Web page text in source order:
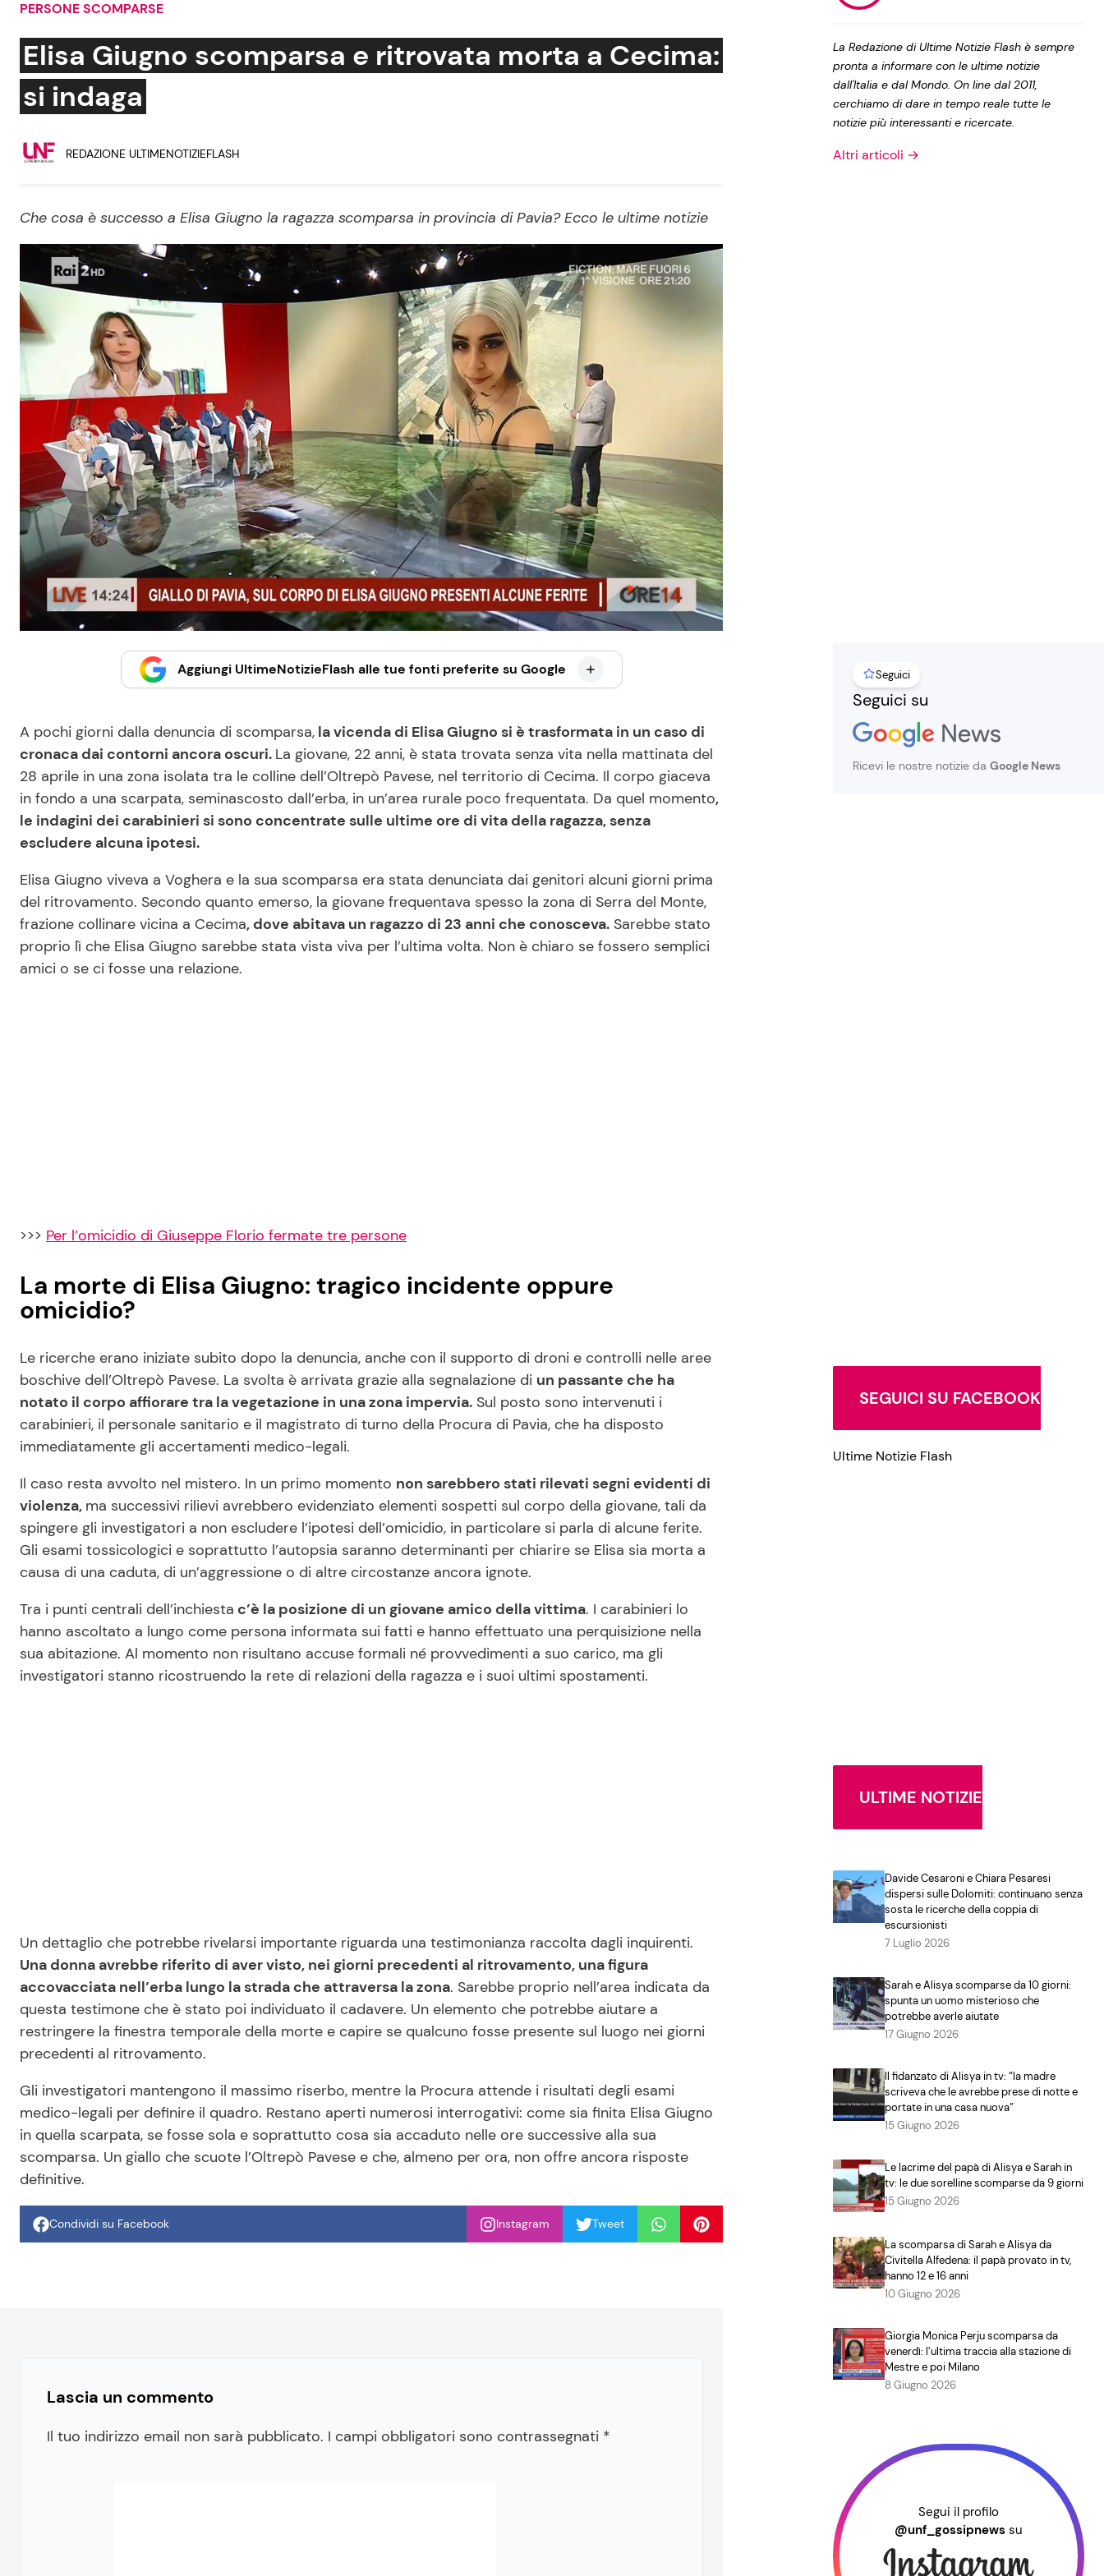
Social News
News dal mondo
Mondo Mamma
News benessere
Salute
Viaggi e Turismo
Festività
Le Ricette in TV
Primi Piatti
Ricette Facili e Veloci
Ricette Feste
Ricette per Bambini
Privacy Policy
PERSONE SCOMPARSE
Elisa Giugno scomparsa e ritrovata morta a Cecima:
si indaga
REDAZIONE ULTIMENOTIZIEFLASH
Che cosa è successo a Elisa Giugno la ragazza scomparsa in provincia di Pavia? Ecco le ultime notizie
Aggiungi UltimeNotizieFlash alle tue fonti preferite su Google
A pochi giorni dalla denuncia di scomparsa, la vicenda di Elisa Giugno si è trasformata in un caso di
cronaca dai contorni ancora oscuri. La giovane, 22 anni, è stata trovata senza vita nella mattinata del
28 aprile in una zona isolata tra le colline dell’Oltrepò Pavese, nel territorio di Cecima. Il corpo giaceva
in fondo a una scarpata, seminascosto dall’erba, in un’area rurale poco frequentata. Da quel momento,
le indagini dei carabinieri si sono concentrate sulle ultime ore di vita della ragazza, senza
escludere alcuna ipotesi.
Elisa Giugno viveva a Voghera e la sua scomparsa era stata denunciata dai genitori alcuni giorni prima
del ritrovamento. Secondo quanto emerso, la giovane frequentava spesso la zona di Serra del Monte,
frazione collinare vicina a Cecima, dove abitava un ragazzo di 23 anni che conosceva. Sarebbe stato
proprio lì che Elisa Giugno sarebbe stata vista viva per l’ultima volta. Non è chiaro se fossero semplici
amici o se ci fosse una relazione.
>>> Per l’omicidio di Giuseppe Florio fermate tre persone
La morte di Elisa Giugno: tragico incidente oppure
omicidio?
Le ricerche erano iniziate subito dopo la denuncia, anche con il supporto di droni e controlli nelle aree
boschive dell’Oltrepò Pavese. La svolta è arrivata grazie alla segnalazione di un passante che ha
notato il corpo affiorare tra la vegetazione in una zona impervia. Sul posto sono intervenuti i
carabinieri, il personale sanitario e il magistrato di turno della Procura di Pavia, che ha disposto
immediatamente gli accertamenti medico-legali.
Il caso resta avvolto nel mistero. In un primo momento non sarebbero stati rilevati segni evidenti di
violenza, ma successivi rilievi avrebbero evidenziato elementi sospetti sul corpo della giovane, tali da
spingere gli investigatori a non escludere l’ipotesi dell’omicidio, in particolare si parla di alcune ferite.
Gli esami tossicologici e soprattutto l’autopsia saranno determinanti per chiarire se Elisa sia morta a
causa di una caduta, di un’aggressione o di altre circostanze ancora ignote.
Tra i punti centrali dell’inchiesta c’è la posizione di un giovane amico della vittima. I carabinieri lo
hanno ascoltato a lungo come persona informata sui fatti e hanno effettuato una perquisizione nella
sua abitazione. Al momento non risultano accuse formali né provvedimenti a suo carico, ma gli
investigatori stanno ricostruendo la rete di relazioni della ragazza e i suoi ultimi spostamenti.
Un dettaglio che potrebbe rivelarsi importante riguarda una testimonianza raccolta dagli inquirenti.
Una donna avrebbe riferito di aver visto, nei giorni precedenti al ritrovamento, una figura
accovacciata nell’erba lungo la strada che attraversa la zona. Sarebbe proprio nell’area indicata da
questa testimone che è stato poi individuato il cadavere. Un elemento che potrebbe aiutare a
restringere la finestra temporale della morte e capire se qualcuno fosse presente sul luogo nei giorni
precedenti al ritrovamento.
Gli investigatori mantengono il massimo riserbo, mentre la Procura attende i risultati degli esami
medico-legali per definire il quadro. Restano aperti numerosi interrogativi: come sia finita Elisa Giugno
in quella scarpata, se fosse sola e soprattutto cosa sia accaduto nelle ore successive alla sua
scomparsa. Un giallo che scuote l’Oltrepò Pavese e che, almeno per ora, non offre ancora risposte
definitive.
Condividi su Facebook Instagram Tweet
Lascia un commento
Il tuo indirizzo email non sarà pubblicato. I campi obbligatori sono contrassegnati *
La Redazione di Ultime Notizie Flash è sempre
pronta a informare con le ultime notizie
dall'Italia e dal Mondo. On line dal 2011,
cerchiamo di dare in tempo reale tutte le
notizie più interessanti e ricercate.
Altri articoli →
Seguici
Seguici su
Ricevi le nostre notizie da Google News
SEGUICI SU FACEBOOK
Ultime Notizie Flash
ULTIME NOTIZIE
Davide Cesaroni e Chiara Pesaresi
dispersi sulle Dolomiti: continuano senza
sosta le ricerche della coppia di
escursionisti
7 Luglio 2026
Sarah e Alisya scomparse da 10 giorni:
spunta un uomo misterioso che
potrebbe averle aiutate
17 Giugno 2026
Il fidanzato di Alisya in tv: “la madre
scriveva che le avrebbe prese di notte e
portate in una casa nuova”
15 Giugno 2026
Le lacrime del papà di Alisya e Sarah in
tv: le due sorelline scomparse da 9 giorni
15 Giugno 2026
La scomparsa di Sarah e Alisya da
Civitella Alfedena: il papà provato in tv,
hanno 12 e 16 anni
10 Giugno 2026
Giorgia Monica Perju scomparsa da
venerdì: l’ultima traccia alla stazione di
Mestre e poi Milano
8 Giugno 2026
Segui il profilo
@unf_gossipnews su